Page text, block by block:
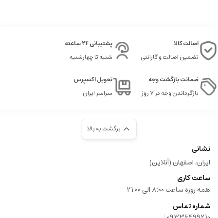
محبوب ترین نوع آن ها، عطر گرمی یا اسانس گرمی است که ویژگی های خاص خود را
دارد.
بالایی از اسانس های عطری ساخته شده است. این نوع عطرها عموما غلظت حدود
پانزده تا سی درصد اسانس در ترکیب خود دارند، که باعث می شود ماندگاری و پخش
تفاوت های عطر گرمی با دیگر انواع عطر را بررسی می کنیم.
عطرهای خالص تر و ارزان تر مانند ادکلن ها، عموما غلظت اسانس کمتری دارند.
عطرهای گرمی رایحه ای قوی، ماندگار و غنی دارند که مدت زمان بیشتری روی پوست
باقی می ماند و پخش بوی آن ها نیز بیشتر است.
مزایای عطر گرمی و اسانس ها چگونه خواهند بود که منجر به خرید این عطرها در
اصالت کالا
تضمین اصالت و گارانتی
پشتیبانی 24 ساعته
شنبه تا چهارشنبه
ضمانت بازگشت وجه
بازگرداندن وجه در ۷ روز
تحویل اکسپرس
سراسر ایران
برگشت به بالا
نشانی
ایران، اصفهان (آنلاین)
ساعت کاری
همه روزه ساعت 8:00 الی 21:00
شماره تماس